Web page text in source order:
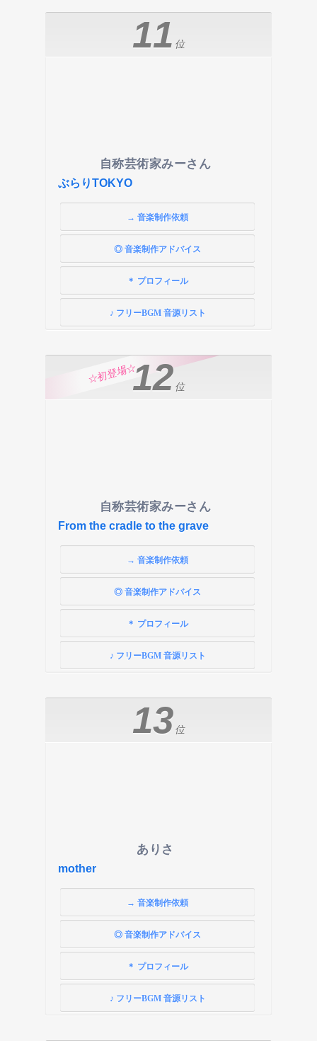
11 位
自称芸術家みーさん
ぶらりTOKYO
→ 音楽制作依頼
◎ 音楽制作アドバイス
＊ プロフィール
♪ フリーBGM 音源リスト
12 位
☆初登場☆
自称芸術家みーさん
From the cradle to the grave
→ 音楽制作依頼
◎ 音楽制作アドバイス
＊ プロフィール
♪ フリーBGM 音源リスト
13 位
ありさ
mother
→ 音楽制作依頼
◎ 音楽制作アドバイス
＊ プロフィール
♪ フリーBGM 音源リスト